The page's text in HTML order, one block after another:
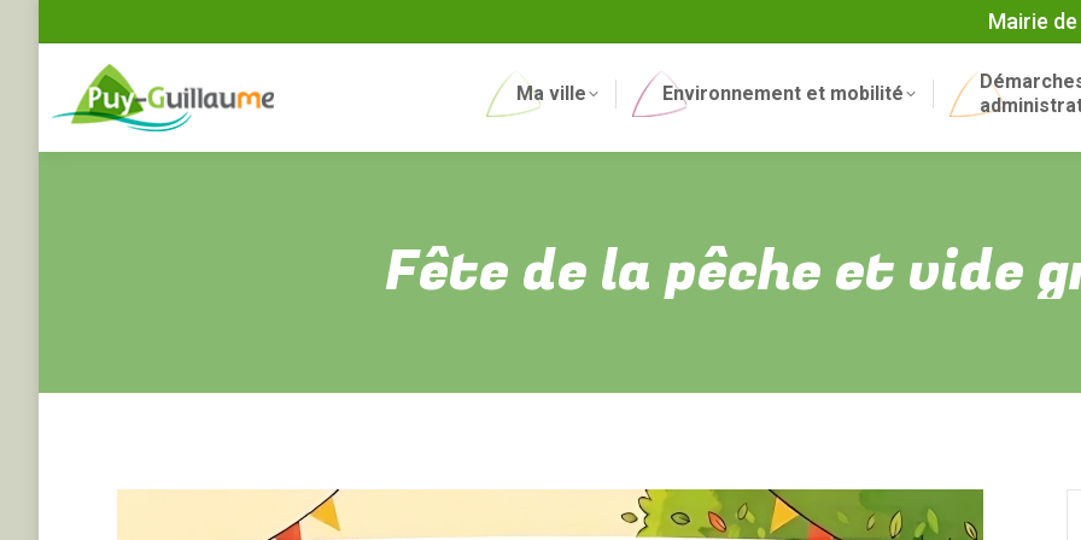
Mairie
Ma ville Environnement et mobilité
Fête de la pêche et vide